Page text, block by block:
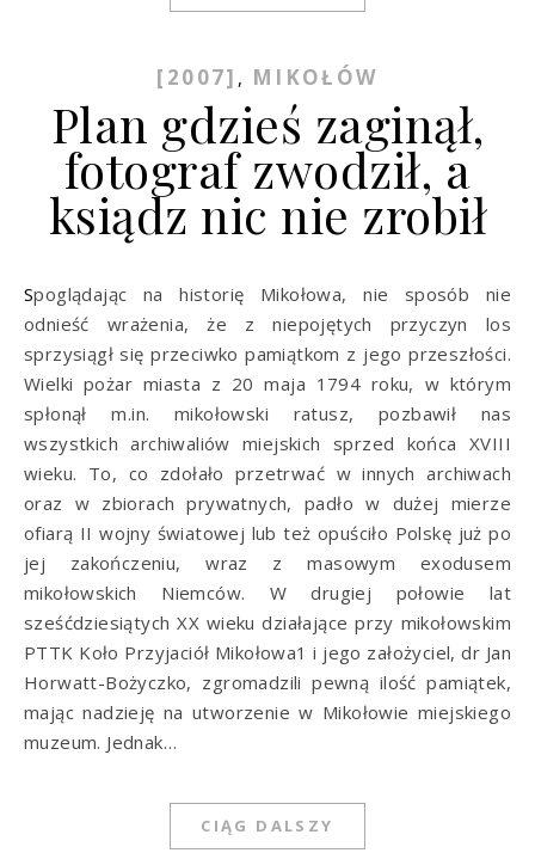
[2007] , MIKOŁÓW
Plan gdzieś zaginął,
fotograf zwodził, a
ksiądz nic nie zrobił
Spoglądając na historię Mikołowa, nie sposób nie
odnieść wrażenia, że z niepojętych przyczyn los
sprzysiągł się przeciwko pamiątkom z jego przeszłości.
Wielki pożar miasta z 20 maja 1794 roku, w którym
spłonął m.in. mikołowski ratusz, pozbawił nas
wszystkich archiwaliów miejskich sprzed końca XVIII
wieku. To, co zdołało przetrwać w innych archiwach
oraz w zbiorach prywatnych, padło w dużej mierze
ofiarą II wojny światowej lub też opuściło Polskę już po
jej zakończeniu, wraz z masowym exodusem
mikołowskich Niemców. W drugiej połowie lat
sześćdziesiątych XX wieku działające przy mikołowskim
PTTK Koło Przyjaciół Mikołowa1 i jego założyciel, dr Jan
Horwatt-Bożyczko, zgromadzili pewną ilość pamiątek,
mając nadzieję na utworzenie w Mikołowie miejskiego
muzeum. Jednak…
CIĄG DALSZY